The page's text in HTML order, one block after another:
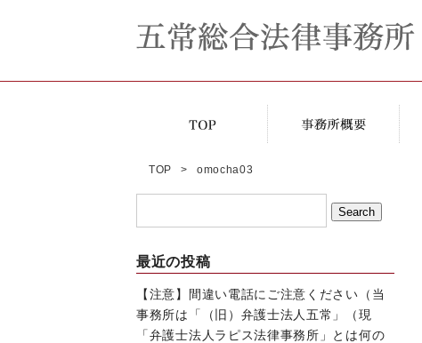
TOP omocha03
最近の投稿
【注意】間違い電話にご注意ください（当
事務所は「（旧）弁護士法人五常」（現
「弁護士法人ラピス法律事務所」とは何の